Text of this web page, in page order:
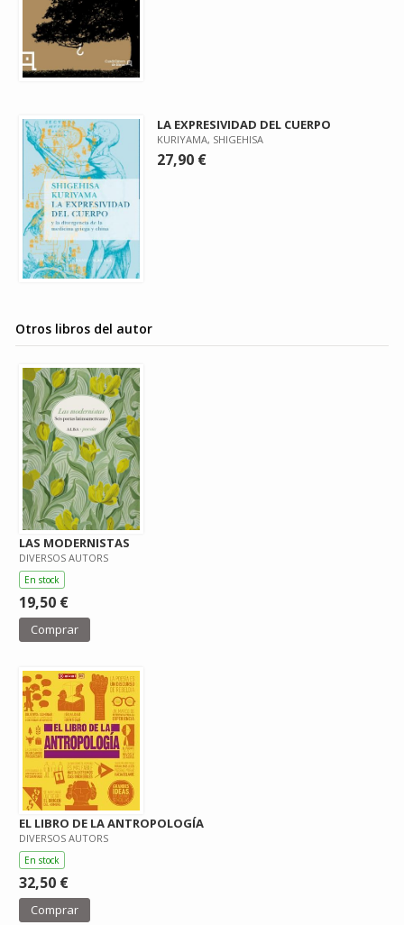
LA EXPRESIVIDAD DEL CUERPO
KURIYAMA, SHIGEHISA
27,90 €
Otros libros del autor
LAS MODERNISTAS
DIVERSOS AUTORS
En stock
19,50 €
Comprar
EL LIBRO DE LA ANTROPOLOGÍA
DIVERSOS AUTORS
En stock
32,50 €
Comprar